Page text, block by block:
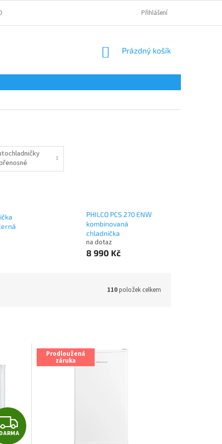
ÚDAJŮ Přihlášení
NÁKUPNÍ
Prázdný košík
PHILCO PCS 270 ENW
kombinovaná
chladnička
na dotaz
8 990 Kč
110položek celkem
Z
Prodloužená
záruka